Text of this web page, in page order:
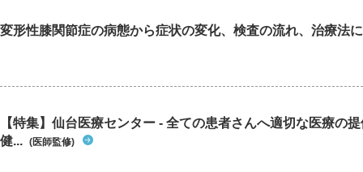
変形性膝関節症の病態から症状の変化、検査の流れ、治療法
【特集】仙台医療センター - 全ての患者さんへ適切な医療の
健... (医師監修)